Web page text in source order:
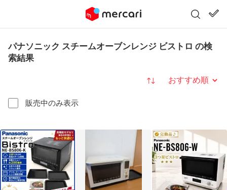
パナソニック スチームオーブンレンジ ビストロ の検
索結果
販売中のみ表示
並び替え